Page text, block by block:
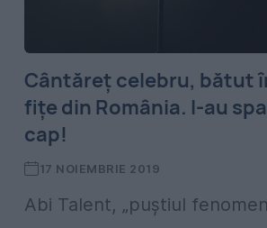
Cântăreț celebru, bătut
fițe din România. I-au
cap!
17 NOIEMBRIE 2019
Abi Talent, „puștiul